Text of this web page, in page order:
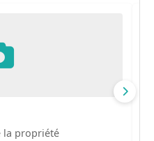
la propriété